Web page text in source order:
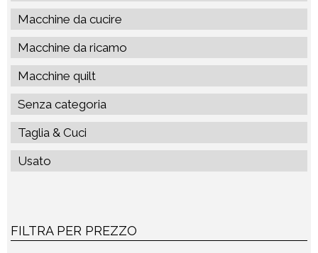
Macchine da cucire
Macchine da ricamo
Macchine quilt
Senza categoria
Taglia & Cuci
Usato
FILTRA PER PREZZO